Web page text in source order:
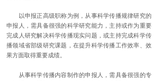
以申报正高级职称为例，从事科学传播规律研究的
申报人，需具备很强的科学研究能力，主持或作为重要
完成人研究解决科学传播现实问题，或主持完成科学传
播领域省部级研究课题，在提升科学传播工作效率、效
果方面取得重要成绩。
从事科学传播内容制作的申报人，需具备很强的专